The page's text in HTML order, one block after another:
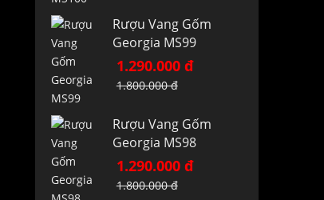
Rượu Vang Gốm
Georgia MS99
1.290.000 đ
1.800.000 đ
Rượu Vang Gốm
Georgia MS98
1.290.000 đ
1.800.000 đ